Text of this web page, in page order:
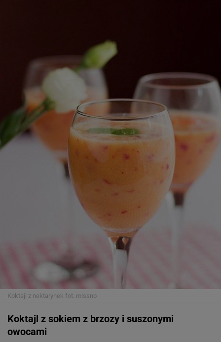
Koktajl z nektarynek fot. missno
Koktajl z sokiem z brzozy i suszonymi
owocami